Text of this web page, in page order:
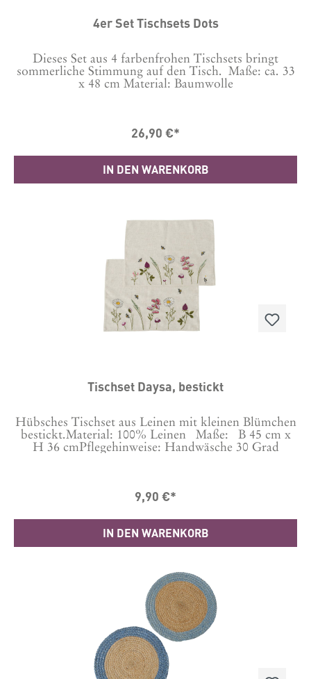
4er Set Tischsets Dots
Dieses Set aus 4 farbenfrohen Tischsets bringt
sommerliche Stimmung auf den Tisch. Maße: ca. 33
x 48 cm Material: Baumwolle
26,90 €*
IN DEN WARENKORB
Tischset Daysa, bestickt
Hübsches Tischset aus Leinen mit kleinen Blümchen
bestickt.Material: 100% Leinen Maße: B 45 cm x
H 36 cmPflegehinweise: Handwäsche 30 Grad
9,90 €*
IN DEN WARENKORB